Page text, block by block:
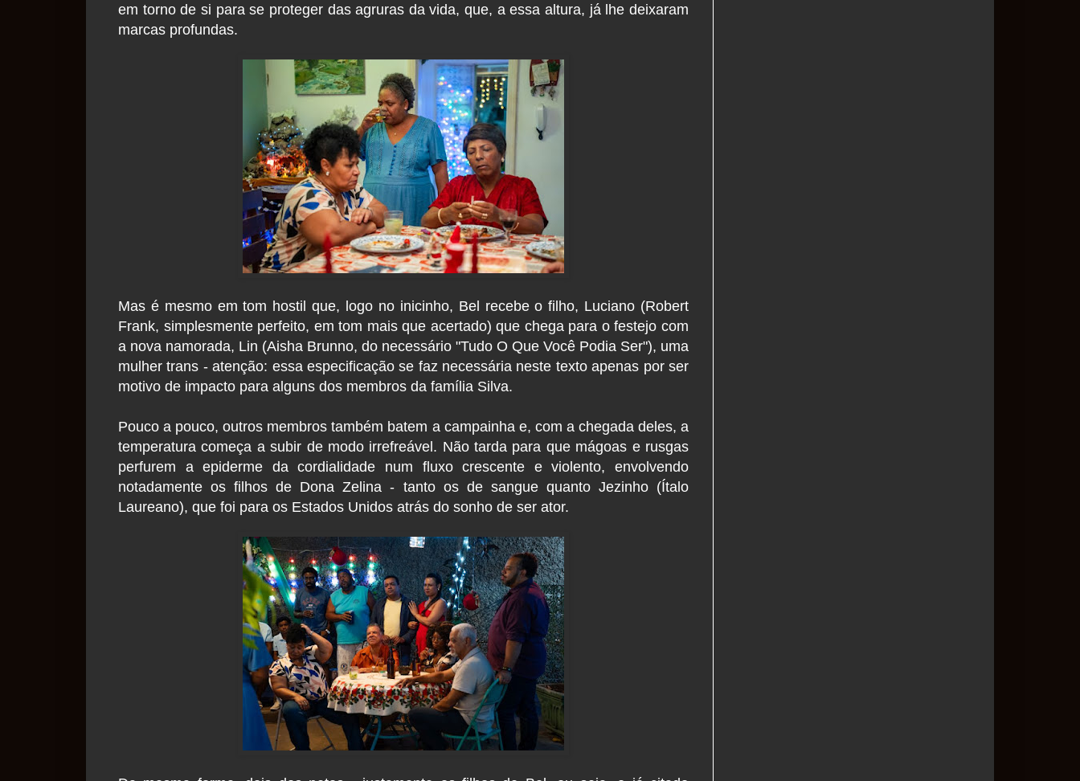
em torno de si para se proteger das agruras da vida, que, a essa altura, já lhe deixaram
marcas profundas.
Mas é mesmo em tom hostil que, logo no inicinho, Bel recebe o filho, Luciano (Robert
Frank, simplesmente perfeito, em tom mais que acertado) que chega para o festejo com
a nova namorada, Lin (Aisha Brunno, do necessário "Tudo O Que Você Podia Ser"), uma
mulher trans - atenção: essa especificação se faz necessária neste texto apenas por ser
motivo de impacto para alguns dos membros da família Silva.
Pouco a pouco, outros membros também batem a campainha e, com a chegada deles, a
temperatura começa a subir de modo irrefreável. Não tarda para que mágoas e rusgas
perfurem a epiderme da cordialidade num fluxo crescente e violento, envolvendo
notadamente os filhos de Dona Zelina - tanto os de sangue quanto Jezinho (Ítalo
Laureano), que foi para os Estados Unidos atrás do sonho de ser ator.